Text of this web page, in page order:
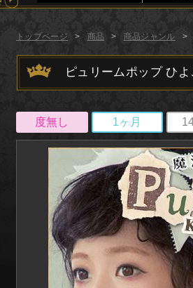
トップページ 商品 商品ジャンル
ピュリームポップ ひ
度無し 1ヶ月